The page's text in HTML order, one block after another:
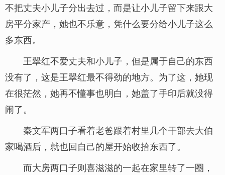
不把丈夫小儿子分出去过，而是让小儿子留下来跟大
房平分家产，她也不乐意，凭什么要分给小儿子这么
多东西。
王翠红不爱丈夫和小儿子，但是属于自己的东西
没有了，这是王翠红最不得劲的地方。为了这，她现
在很茫然，她再不懂事也明白，她盖了手印后就没得
闹了。
秦文军两口子看着老爸跟着村里几个干部去大伯
家喝酒后，就也回自己的屋开始收拾东西了。
而大房两口子则喜滋滋的一起在家里转了一圈，